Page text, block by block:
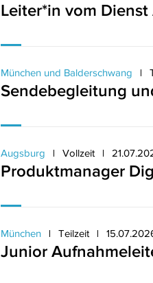
Leiter*in vom Dienst
München und Balderschwang
Sendebegleitung
Augsburg Vollzeit
Produktmanager
München Teilzeit
Junior